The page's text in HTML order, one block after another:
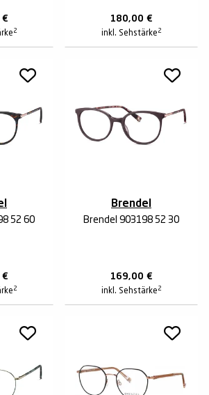
€
2
180,00 €
inkl. Sehstärke 2
52 60
€
2
Brendel
Brendel 903198 52 30
169,00 €
inkl. Sehstärke 2